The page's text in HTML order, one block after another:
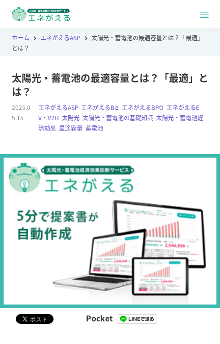
ホーム エネがえるASP
太陽光・蓄電池の最適容量とは？「最適」
とは？
太陽光・蓄電池の最適容量とは？「最適」と
は？
エネがえるASP エネがえるBiz エネがえるBPO エネがえるE
V・V2H ,太陽光 ,太陽光・蓄電池の基礎知識 ,太陽光・蓄電池経
済効果 ,最適容量 ,蓄電池
2025.0
5.15
Pocket